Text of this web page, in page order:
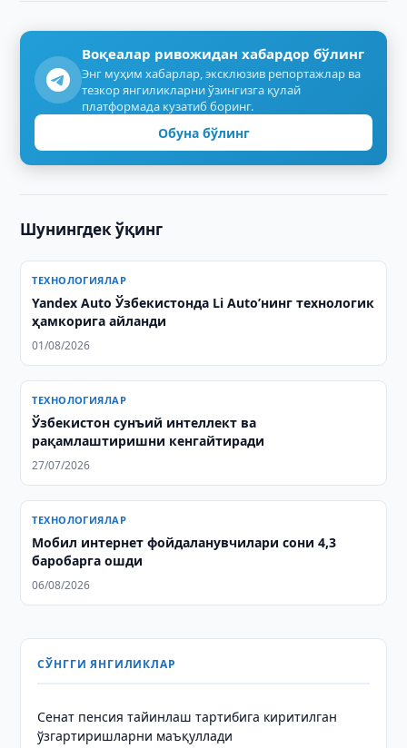
Воқеалар ривожидан хабардор бўлинг
Энг муҳим хабарлар, эксклюзив репортажлар ва
тезкор янгиликларни ўзингизга қулай
платформада кузатиб боринг.
Обуна бўлинг
Шунингдек ўқинг
ТЕХНОЛОГИЯЛАР
Yandex Auto Ўзбекистонда Li Auto’нинг технологик
ҳамкорига айланди
01/08/2026
ТЕХНОЛОГИЯЛАР
Ўзбекистон сунъий интеллект ва
рақамлаштиришни кенгайтиради
27/07/2026
ТЕХНОЛОГИЯЛАР
Мобил интернет фойдаланувчилари сони 4,3
баробарга ошди
06/08/2026
СЎНГГИ ЯНГИЛИКЛАР
Сенат пенсия тайинлаш тартибига киритилган
ўзгартиришларни маъқуллади